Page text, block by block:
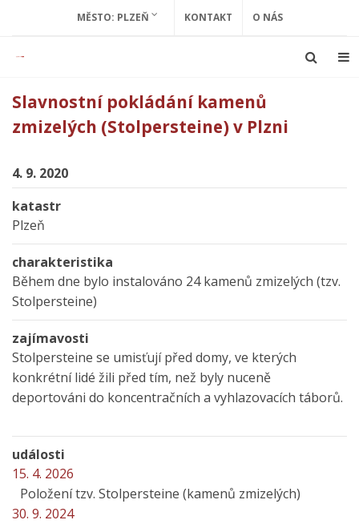
MĚSTO: PLZEŇ KONTAKT O NÁS
Slavnostní pokládání kamenů
zmizelých (Stolpersteine) v Plzni
4. 9. 2020
katastr
Plzeň
charakteristika
Během dne bylo instalováno 24 kamenů zmizelých (tzv.
Stolpersteine)
zajímavosti
Stolpersteine se umisťují před domy, ve kterých
konkrétní lidé žili před tím, než byly nuceně
deportováni do koncentračních a vyhlazovacích táborů.
události
15. 4. 2026
Položení tzv. Stolpersteine (kamenů zmizelých)
30. 9. 2024